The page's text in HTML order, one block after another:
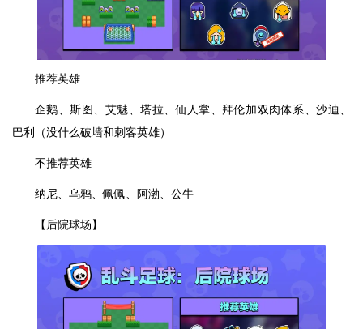
推荐英雄
企鹅、斯图、艾魅、塔拉、仙人掌、拜伦加双肉体系、沙迪、
巴利（没什么破墙和刺客英雄）
不推荐英雄
纳尼、乌鸦、佩佩、阿渤、公牛
【后院球场】